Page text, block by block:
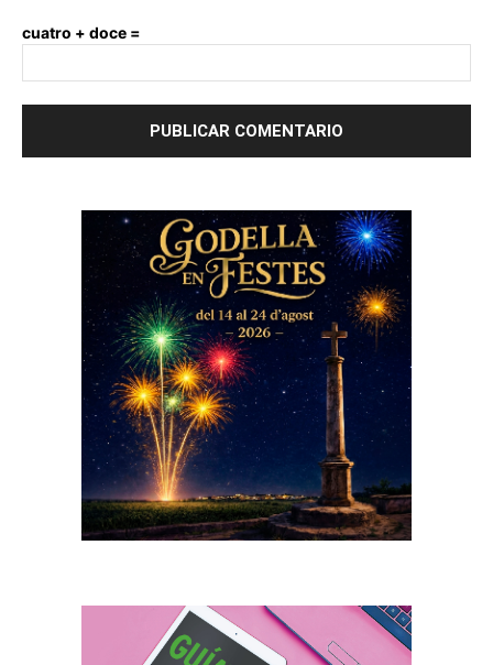
cuatro + doce =